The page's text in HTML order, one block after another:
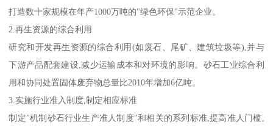
打造数十家规模在年产1000万吨的"绿色环保"示范企业。
2.再生资源的综合利用
研究和开发再生资源的综合利用(如废石、尾矿、建筑垃圾等),并与
下游产品配套建设,减少运输成本和对环境的影响。砂石工业综合利
用和协同处置固体废弃物总量比2010年增加6亿吨。
3.实施行业准入制度,制定相应标准
制定"机制砂石行业生产准人制度"和相关的系列标准,提高准人门槛,